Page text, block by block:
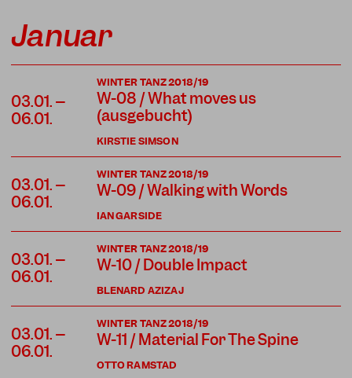
Januar
03.01. –
06.01.
KIRSTIE SIMSON
WINTER TANZ 2018/19
W-08 / What moves us
(ausgebucht)
03.01. –
06.01.
IAN GARSIDE
WINTER TANZ 2018/19
W-09 / Walking with Words
03.01. –
06.01.
BLENARD AZIZAJ
WINTER TANZ 2018/19
W-10 / Double Impact
03.01. –
06.01.
OTTO RAMSTAD
WINTER TANZ 2018/19
W-11 / Material For The Spine